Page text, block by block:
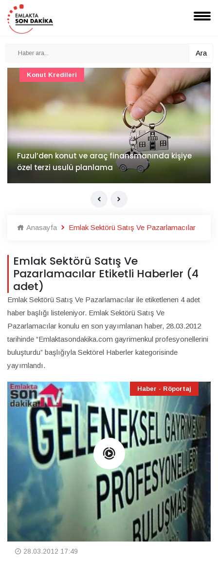
Ara
İv Kandilli'de yaşam yakında başlıyor
Konut Projeleri
Anasayfa Emlak Sektörü Satış Ve Pazarlamacılar
Emlak Sektörü Satış Ve
Pazarlamacılar Etiketli Haberler (4
adet)
Emlak Sektörü Satış Ve Pazarlamacılar ile etiketlenen 4 adet
haber başlığı listeleniyor. Emlak Sektörü Satış Ve
Pazarlamacılar konulu en son yayımlanan haber, 28.03.2012
tarihinde “Emlaktasondakika.com gayrimenkul profesyonellerini
buluşturdu” başlığıyla Sektörel Haberler kategorisinde
yayımlandı.
Haber - Röportaj
28.03.2012 17:49